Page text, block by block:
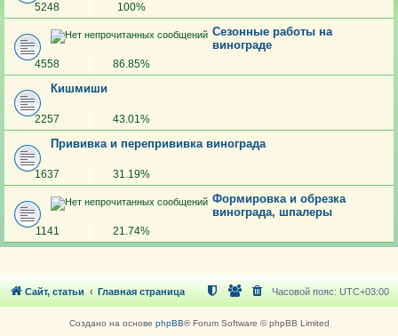
5248 100%
Сезонные работы на
винограде
4558 86.85%
Кишмиши
2257 43.01%
Прививка и перепрививка винограда
1637 31.19%
Формировка и обрезка
винограда, шпалеры
1141 21.74%
Сайт, статьи Главная страница Часовой пояс: UTC+03:00
Создано на основе phpBB® Forum Software © phpBB Limited